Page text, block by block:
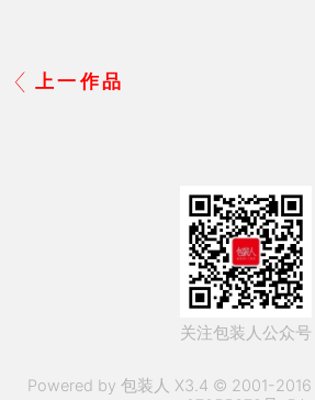
上一作品
关注包装人公众号
Powered by 包装人 X3.4 © 2001-2016